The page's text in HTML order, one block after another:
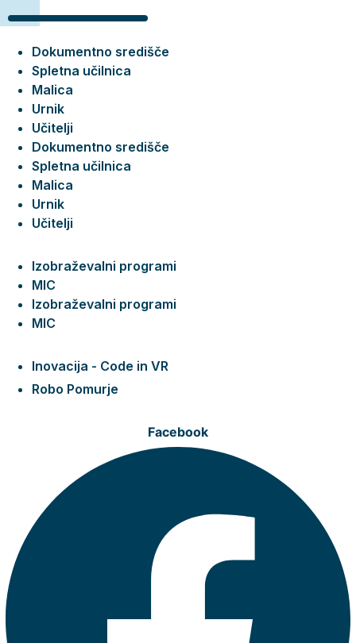
Dokumentno središče
Spletna učilnica
Malica
Urnik
Učitelji
Dokumentno središče
Spletna učilnica
Malica
Urnik
Učitelji
Izobraževalni programi
MIC
Izobraževalni programi
MIC
Inovacija - Code in VR
Robo Pomurje
Facebook